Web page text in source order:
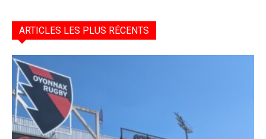
ARTICLES LES PLUS RÉCENTS